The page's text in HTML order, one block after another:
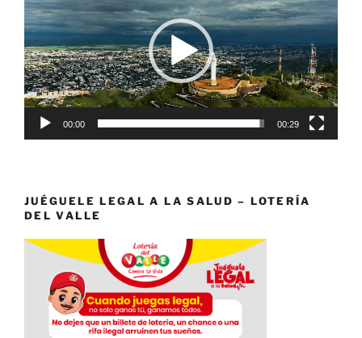
vídeo
00:00 00:29
JUÉGUELE LEGAL A LA SALUD – LOTERÍA
DEL VALLE